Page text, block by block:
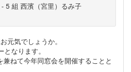
5 組 西濱（宮里）るみ子
元気でしょうか。
なります。
ねて今年同窓会を開催することと